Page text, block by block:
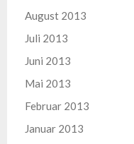
August 2013
Juli 2013
Juni 2013
Mai 2013
Februar 2013
Januar 2013